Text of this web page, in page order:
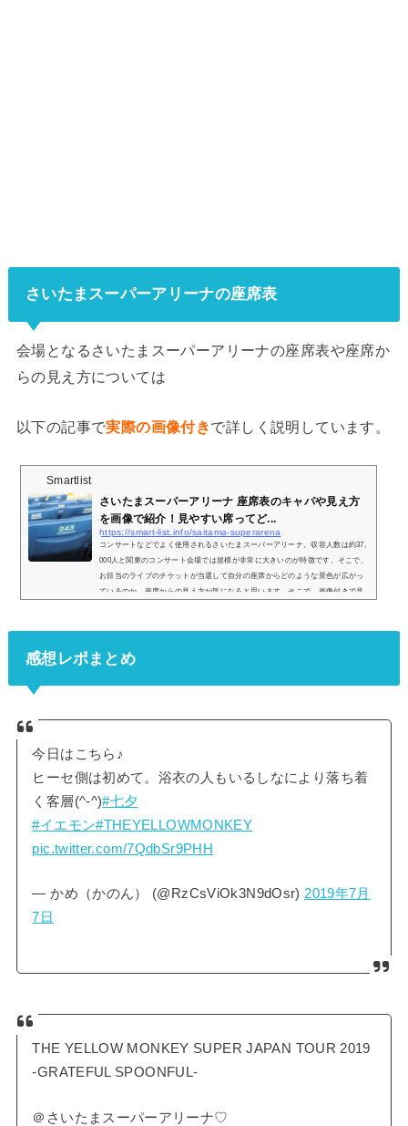
さいたまスーパーアリーナの座席表
会場となるさいたまスーパーアリーナの座席表や座席か
らの見え方については
以下の記事で実際の画像付きで詳しく説明しています。
Smartlist
さいたまスーパーアリーナ 座席表のキャパや見え方
を画像で紹介！見やすい席ってど...
https://smart-list.info/saitama-superarena
コンサートなどでよく使用されるさいたまスーパーアリーナ。収容人数は約37,
000人と関東のコンサート会場では規模が非常に大きいのが特徴です。そこで、
お目当のライブのチケットが当選して自分の座席からどのような景色が広がっ
ているのか、座席からの見え方が気になると思います。そこで、画像付きで見
感想レポまとめ
今日はこちら♪
ヒーセ側は初めて。浴衣の人もいるしなにより落ち着
く客層(^-^)#七夕
#イエモン#THEYELLOWMONKEY
pic.twitter.com/7QdbSr9PHH
— かめ（かのん） (@RzCsViOk3N9dOsr)2019年7月
7日
THE YELLOW MONKEY SUPER JAPAN TOUR 2019
-GRATEFUL SPOONFUL-
＠さいたまスーパーアリーナ♡